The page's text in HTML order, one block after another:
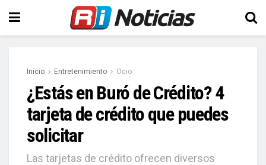
Inicio Entretenimiento Ocio
¿Estás en Buró de Crédito? 4
tarjeta de crédito que puedes
solicitar
Las tarjetas de crédito ofrecen diversos